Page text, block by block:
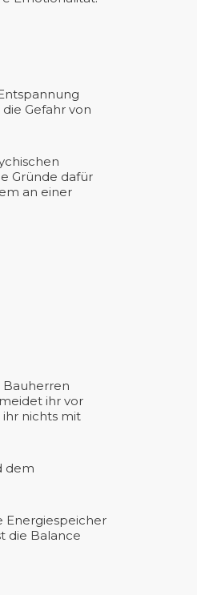
Gefahr von
Gründe dafür
an einer
Bauherren
ihr vor
nichts mit
dem
Energiespeicher
die Balance